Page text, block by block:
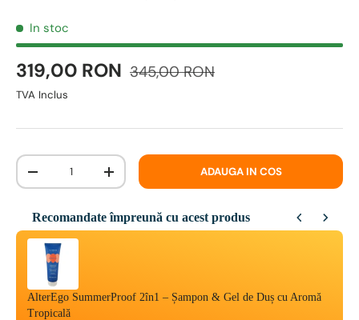
In stoc
319,00 RON 345,00 RON
TVA Inclus
Cantitate
-
+ ADAUGA IN COS
Recomandate împreună cu acest produs
Use the Previous and Next buttons to navigate through product
AlterEgo SummerProof 2în1 – Șampon & Gel de Duș cu Aromă
Tropicală